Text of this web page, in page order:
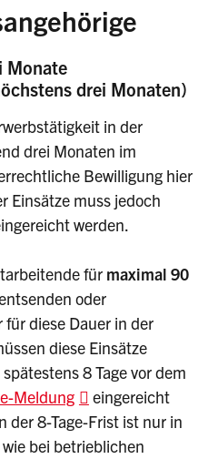
Monate
drei Monaten)
in der
drei Monaten im
Bewilligung hier
Einsätze muss jedoch
werden.
für maximal 90
oder
diese Dauer in der
diese Einsätze
8 Tage vor dem
Meldung
eingereicht
der 8-Tage-Frist ist nur in
bei betrieblichen